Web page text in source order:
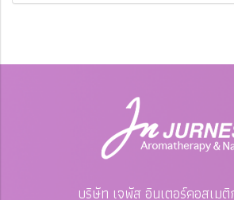
บริษัท เจพัส อินเตอร์คอสเม